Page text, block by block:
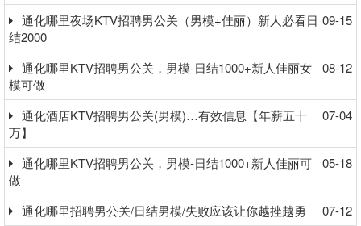
09-15
通化哪里夜场KTV招聘男公关（男模+佳丽）新人必看日
结2000
08-12
通化哪里KTV招聘男公关，男模-日结1000+新人佳丽女
模可做
07-04
通化酒店KTV招聘男公关(男模)…有效信息【年薪五十
万】
05-18
通化哪里KTV招聘男公关，男模-日结1000+新人佳丽可
做
07-12
通化哪里招聘男公关/日结男模/失败应该让你越挫越勇